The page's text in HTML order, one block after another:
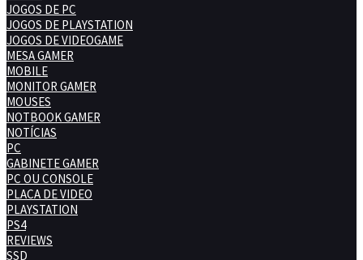
JOGOS DE PC
JOGOS DE PLAYSTATION
JOGOS DE VIDEOGAME
MESA GAMER
MOBILE
MONITOR GAMER
MOUSES
NOTBOOK GAMER
NOTÍCIAS
PC
GABINETE GAMER
PC OU CONSOLE
PLACA DE VIDEO
PLAYSTATION
PS4
REVIEWS
SSD